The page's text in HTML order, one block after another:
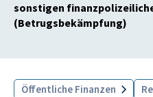
sonstigen
(Betrugsbekämpfung)
Öffentliche Finanzen